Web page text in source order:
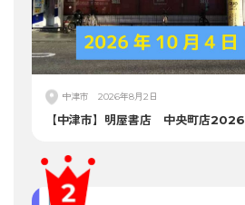
中津市 2026年8月2日
【中津市】明屋書店 中央町店